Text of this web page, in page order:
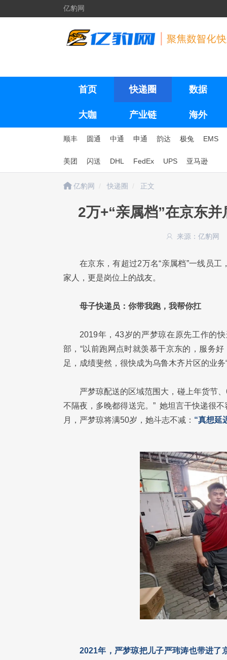
亿豹网
首页 快递圈 数据
大咖 产业链 海外
顺丰 圆通 中通 申通 韵达 极兔 EMS
美团 闪送 DHL FedEx UPS 亚马逊
亿豹网 快递圈 正文
2万+“亲属档”在京东
来源：亿豹网
在京东，有超过2万名“亲属档”一线员
家人，更是岗位上的战友。
母子快递员：你带我跑，我帮你扛
2019年，43岁的严梦琼在原先工作的
部，“以前跑网点时就羡慕干京东的，服务
足，成绩斐然，很快成为乌鲁木齐片区的业务
严梦琼配送的区域范围大，碰上年货节
不隔夜，多晚都得送完。” 她坦言干快递很
月，严梦琼将满50岁，她斗志不减： “真想延
2021年，严梦琼把儿子严玮涛也带进了